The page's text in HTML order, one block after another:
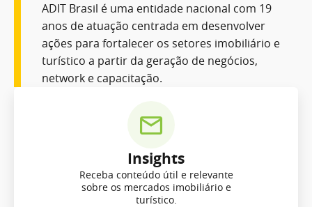
ADIT Brasil é uma entidade nacional com 19
anos de atuação centrada em desenvolver
ações para fortalecer os setores imobiliário e
turístico a partir da geração de negócios,
network e capacitação.
Insights
Receba conteúdo útil e relevante
sobre os mercados imobiliário e
turístico.